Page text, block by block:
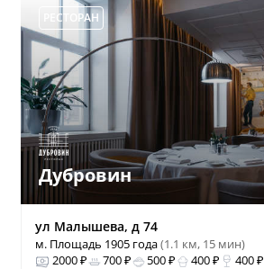
РЕСТОРАН
Дубровин
ул Малышева, д 74
м. Площадь 1905 года(1.1 км, 15 мин)
2000 ₽
700 ₽ 500 ₽ 400 ₽ 400 ₽